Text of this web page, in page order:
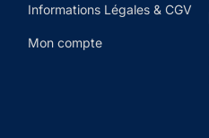
Informations Légales & CGV
Mon compte